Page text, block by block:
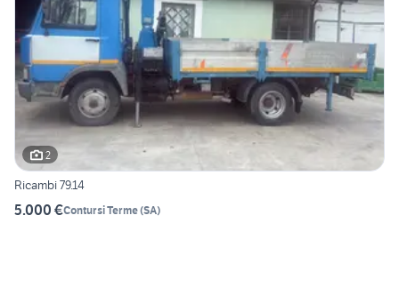
2
Ricambi 79.14
5.000 €Contursi Terme(SA)